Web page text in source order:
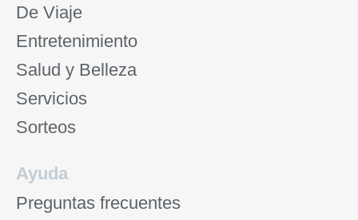
De Viaje
Entretenimiento
Salud y Belleza
Servicios
Sorteos
Ayuda
Preguntas frecuentes